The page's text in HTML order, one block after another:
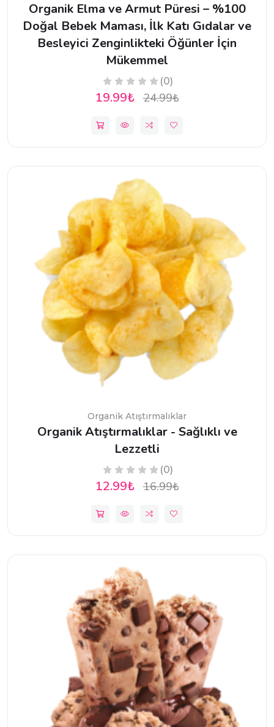
Organik Elma ve Armut Püresi – %100
Doğal Bebek Maması, İlk Katı Gıdalar ve
Besleyici Zenginlikteki Öğünler İçin
Mükemmel
(0)
19.99₺ 24.99₺
Organik Atıştırmalıklar
Organik Atıştırmalıklar - Sağlıklı ve
Lezzetli
(0)
12.99₺ 16.99₺